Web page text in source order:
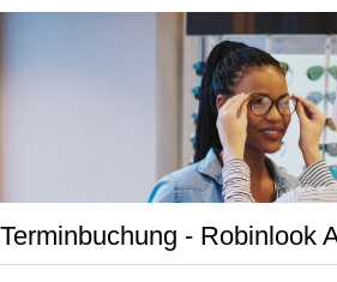
Terminbuchung - Robinlook